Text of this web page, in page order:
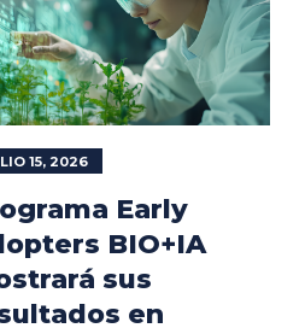
15, 2026
Early
BIO+IA
sus
en